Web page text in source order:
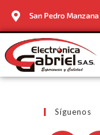
San Pedro
Síguenos